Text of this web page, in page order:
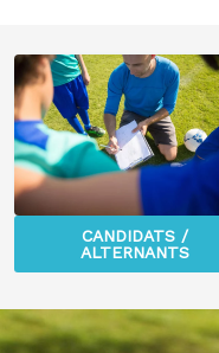
CANDIDATS /
ALTERNANTS